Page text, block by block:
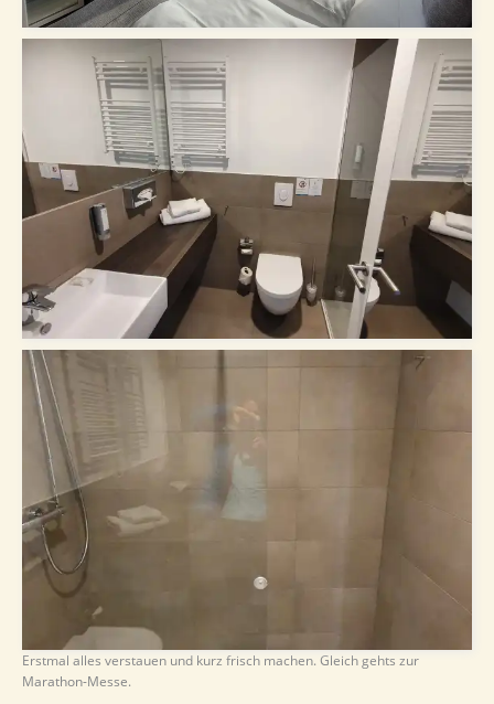
Erstmal alles verstauen und kurz frisch machen. Gleich gehts zur
Marathon-Messe.